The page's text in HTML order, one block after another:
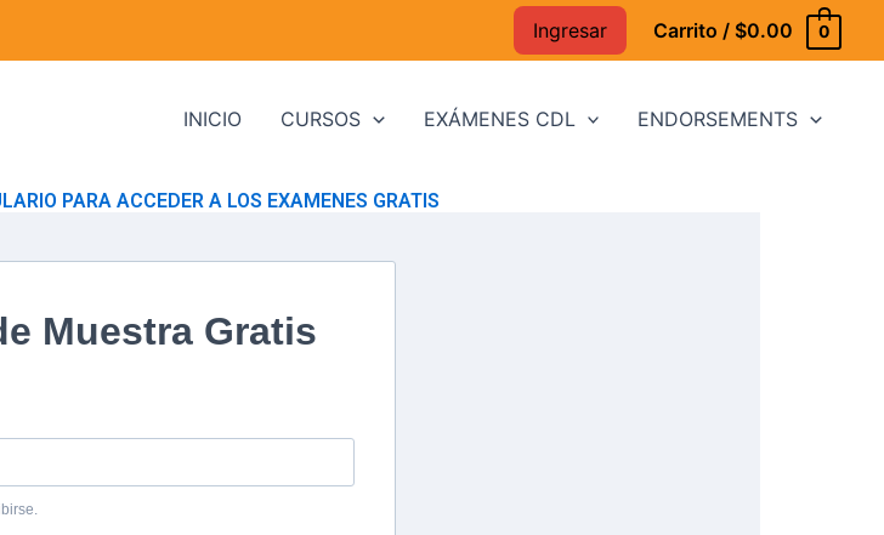
Ingresar Carrito /$0.00 0
INICIO CURSOS EXÁMENES CDL ENDORSEMENTS
PARA ACCEDER A LOS EXAMENES GRATIS